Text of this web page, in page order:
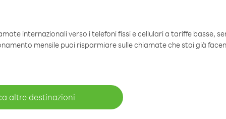
internazionali verso i telefoni fissi e cellulari a tariffe basse,
mensile puoi risparmiare sulle chiamate che stai già
altre destinazioni